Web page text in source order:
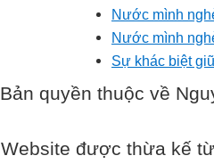
Nước mình
Nước mình
Sự khác biệt
Bản quyền thuộc về
Website được thừa kế